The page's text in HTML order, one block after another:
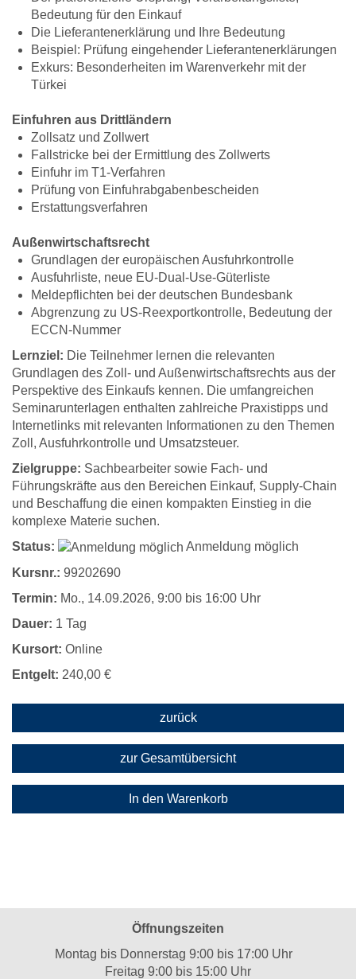
Bedeutung für den Einkauf
Die Lieferantenerklärung und Ihre Bedeutung
Beispiel: Prüfung eingehender Lieferantenerklärungen
Exkurs: Besonderheiten im Warenverkehr mit der
Türkei
Einfuhren aus Drittländern
Zollsatz und Zollwert
Fallstricke bei der Ermittlung des Zollwerts
Einfuhr im T1-Verfahren
Prüfung von Einfuhrabgabenbescheiden
Erstattungsverfahren
Außenwirtschaftsrecht
Grundlagen der europäischen Ausfuhrkontrolle
Ausfuhrliste, neue EU-Dual-Use-Güterliste
Meldepflichten bei der deutschen Bundesbank
Abgrenzung zu US-Reexportkontrolle, Bedeutung der
ECCN-Nummer
Lernziel: Die Teilnehmer lernen die relevanten
Grundlagen des Zoll- und Außenwirtschaftsrechts aus der
Perspektive des Einkaufs kennen. Die umfangreichen
Seminarunterlagen enthalten zahlreiche Praxistipps und
Internetlinks mit relevanten Informationen zu den Themen
Zoll, Ausfuhrkontrolle und Umsatzsteuer.
Zielgruppe: Sachbearbeiter sowie Fach- und
Führungskräfte aus den Bereichen Einkauf, Supply-Chain
und Beschaffung die einen kompakten Einstieg in die
komplexe Materie suchen.
Status:
Anmeldung möglich
Kursnr.: 99202690
Termin: Mo., 14.09.2026, 9:00 bis 16:00 Uhr
Dauer: 1 Tag
Kursort: Online
Entgelt: 240,00 €
zurück
zur Gesamtübersicht
In den Warenkorb
Öffnungszeiten
Montag bis Donnerstag 9:00 bis 17:00 Uhr
Freitag 9:00 bis 15:00 Uhr